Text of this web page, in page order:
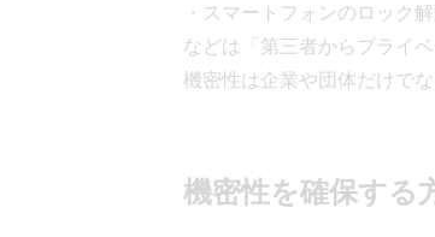
・スマートフォンのロック
などは「第三者からプライ
機密性は企業や団体だけで
機密性を確保する